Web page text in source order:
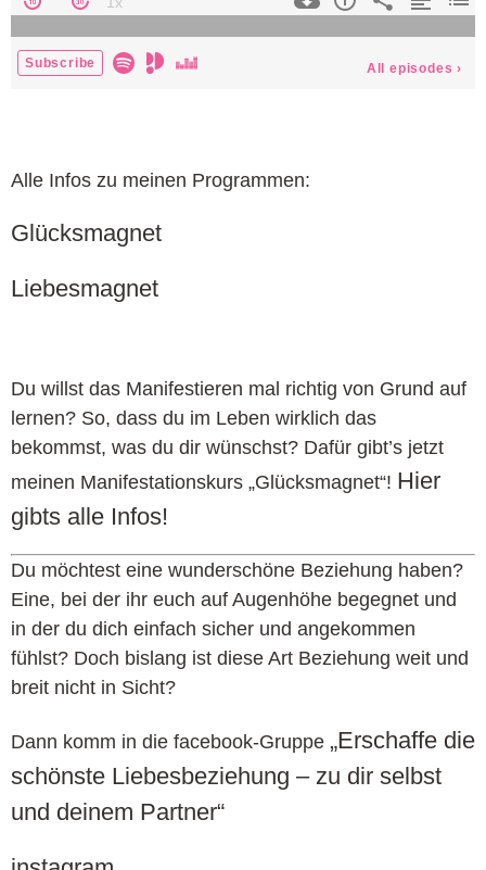
Alle Infos zu meinen Programmen:
Glücksmagnet
Liebesmagnet
Du willst das Manifestieren mal richtig von Grund auf
lernen? So, dass du im Leben wirklich das
bekommst, was du dir wünschst? Dafür gibt’s jetzt
meinen Manifestationskurs „Glücksmagnet“! Hier
gibts alle Infos!
Du möchtest eine wunderschöne Beziehung haben?
Eine, bei der ihr euch auf Augenhöhe begegnet und
in der du dich einfach sicher und angekommen
fühlst? Doch bislang ist diese Art Beziehung weit und
breit nicht in Sicht?
Dann komm in die facebook-Gruppe „Erschaffe die
schönste Liebesbeziehung – zu dir selbst
und deinem Partner“